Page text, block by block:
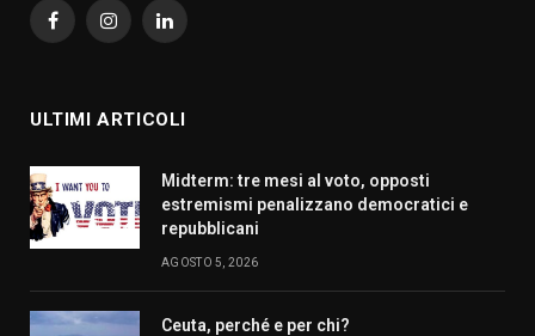
FacebookInstagramLinkedIn
ULTIMI ARTICOLI
Midterm: tre mesi al voto, opposti
estremismi penalizzano democratici e
repubblicani
AGOSTO 5, 2026
Ceuta, perché e per chi?